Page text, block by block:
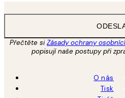
Přečtěte siZásady ochrany
popisují naše postupy při
O nás
Tisk